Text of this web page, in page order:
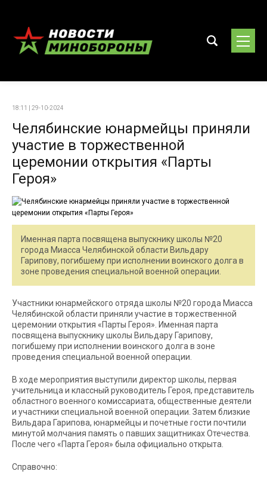
18:11 | 29-10-2024
Челябинские юнармейцы приняли
участие в торжественной
церемонии открытия «Парты
Героя»
Именная парта посвящена выпускнику школы №20
города Миасса Челябинской области Вильдару
Гарипову, погибшему при исполнении воинского долга в
зоне проведения специальной военной операции.
Участники юнармейского отряда школы №20 города Миасса
Челябинской области приняли участие в торжественной
церемонии открытия «Парты Героя». Именная парта
посвящена выпускнику школы Вильдару Гарипову,
погибшему при исполнении воинского долга в зоне
проведения специальной военной операции.
В ходе мероприятия выступили директор школы, первая
учительница и классный руководитель Героя, представитель
областного военного комиссариата, общественные деятели
и участники специальной военной операции. Затем близкие
Вильдара Гарипова, юнармейцы и почетные гости почтили
минутой молчания память о павших защитниках Отечества.
После чего «Парта Героя» была официально открыта.
Справочно: